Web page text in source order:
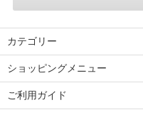
カテゴリー
ショッピングメニュー
ご利用ガイド